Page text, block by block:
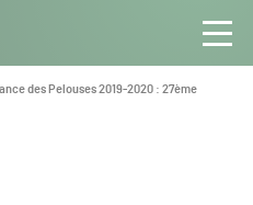
des Pelouses 2019-2020 : 27ème